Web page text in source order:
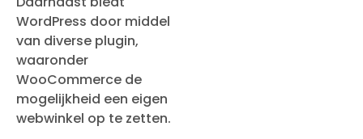
WordPress door middel
van diverse plugin,
waaronder
WooCommerce de
mogelijkheid een eigen
webwinkel op te zetten.